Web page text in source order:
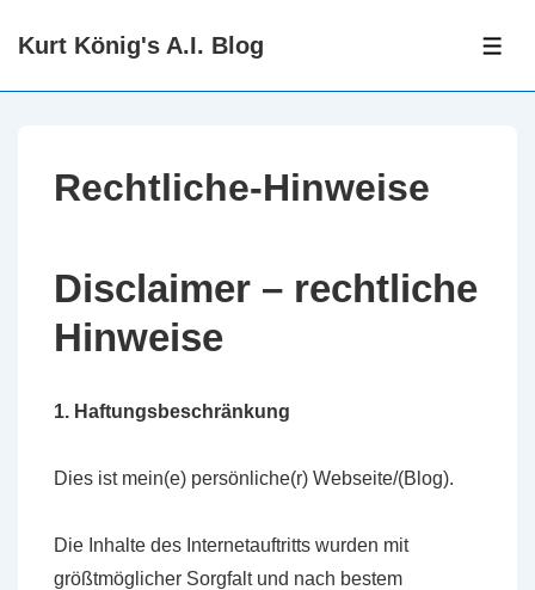
ZumKurt König's A.I. Blog
Rechtliche-Hinweise
Disclaimer – rechtliche
Hinweise
1. Haftungsbeschränkung
Dies ist mein(e) persönliche(r) Webseite/(Blog).
Die Inhalte des Internetauftritts wurden mit
größtmöglicher Sorgfalt und nach bestem